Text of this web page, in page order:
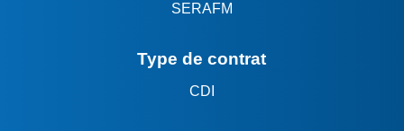
SERAFM
Type de contrat
CDI